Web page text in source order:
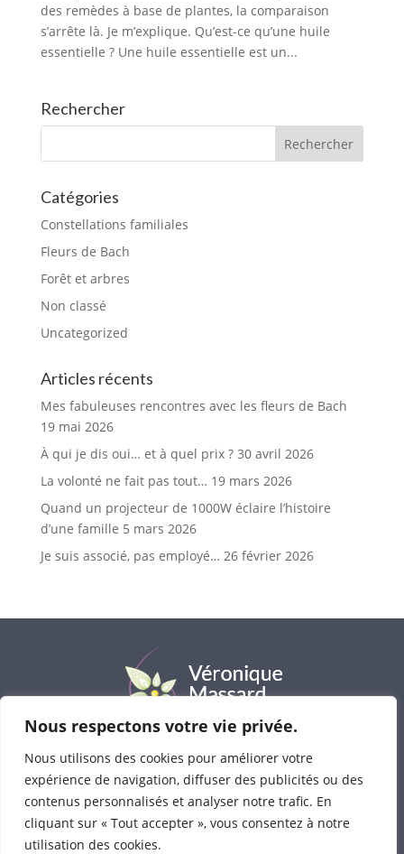
Nous respectons votre vie privée.
Nous utilisons des cookies pour améliorer votre
expérience de navigation, diffuser des publicités ou des
contenus personnalisés et analyser notre trafic. En
cliquant sur « Tout accepter », vous consentez à notre
utilisation des cookies.
des remèdes à base de plantes, la comparaison
s’arrête là. Je m’explique. Qu’est-ce qu’une huile
essentielle ? Une huile essentielle est un...
Rechercher
Catégories
Constellations familiales
Fleurs de Bach
Forêt et arbres
Non classé
Uncategorized
Articles récents
Mes fabuleuses rencontres avec les fleurs de Bach
19 mai 2026
À qui je dis oui… et à quel prix ? 30 avril 2026
La volonté ne fait pas tout… 19 mars 2026
Quand un projecteur de 1000W éclaire l’histoire
d’une famille 5 mars 2026
Je suis associé, pas employé… 26 février 2026
Véronique Massard© 2023-2025 • Tous droits
réservés
Consultations : avenue Bel-Air 1 à 1330 Rixensart
Photos :Cécile Quenum-Traces de Lumière, Emilie